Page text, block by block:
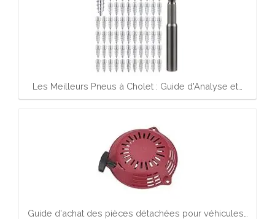
Les Meilleurs Pneus à Cholet : Guide d'Analyse et…
Guide d'achat des pièces détachées pour véhicules…